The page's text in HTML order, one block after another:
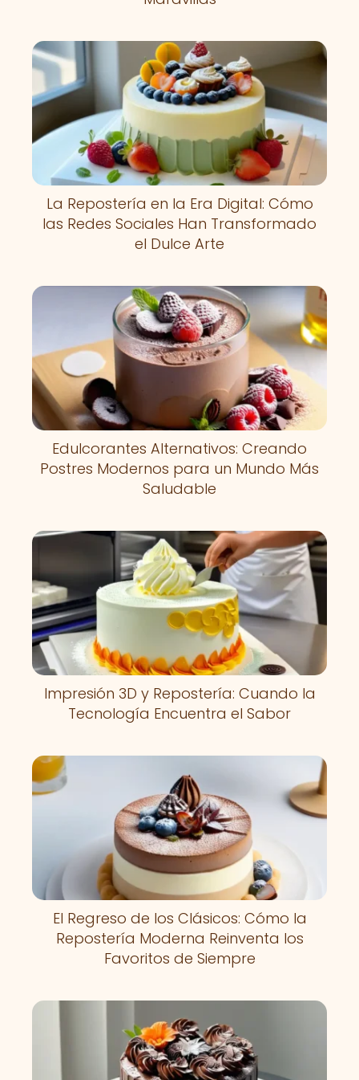
La Repostería en la Era Digital: Cómo
las Redes Sociales Han Transformado
el Dulce Arte
Edulcorantes Alternativos: Creando
Postres Modernos para un Mundo Más
Saludable
Impresión 3D y Repostería: Cuando la
Tecnología Encuentra el Sabor
El Regreso de los Clásicos: Cómo la
Repostería Moderna Reinventa los
Favoritos de Siempre